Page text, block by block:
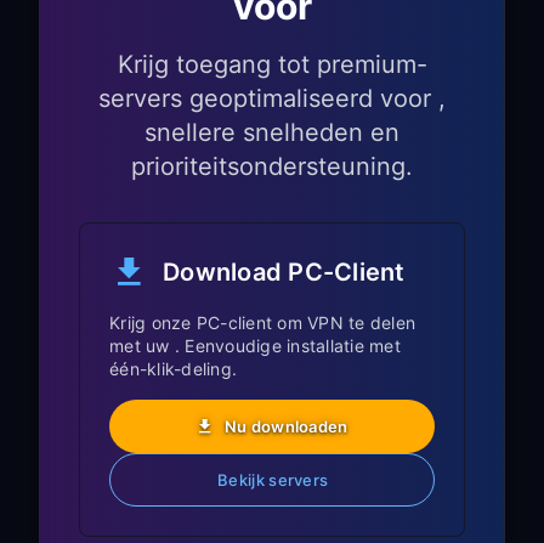
Start een game of de PlayStation
PlayStation-
gamingoptimalisatie
Serverselectie voor
gaming:
US East Coast: Beste voor US
PlayStation Network en de meeste US
game-servers
Europe (London/Frankfurt)
: Optimaal
voor Europees gamen
Asia (Tokyo/Singapore)
: Ideaal voor
Krijg toegang tot premium-
servers geoptimaliseerd voor ,
snellere snelheden en
prioriteitsondersteuning.
Download PC-Client
Krijg onze PC-client om VPN te delen
met uw . Eenvoudige installatie met
één-klik-deling.
Nu downloaden
Bekijk servers